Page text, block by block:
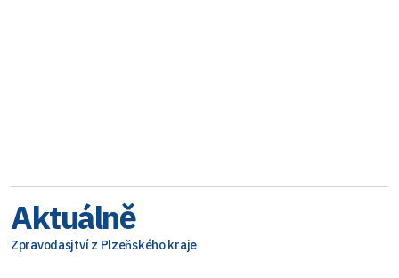
Aktuálně
Zpravodasjtví z Plzeňského kraje